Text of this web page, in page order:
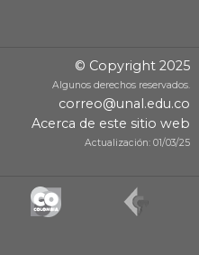
© Copyright 2025
Algunos derechos reservados.
correo@unal.edu.co
Acerca de este sitio web
Actualización: 01/03/25